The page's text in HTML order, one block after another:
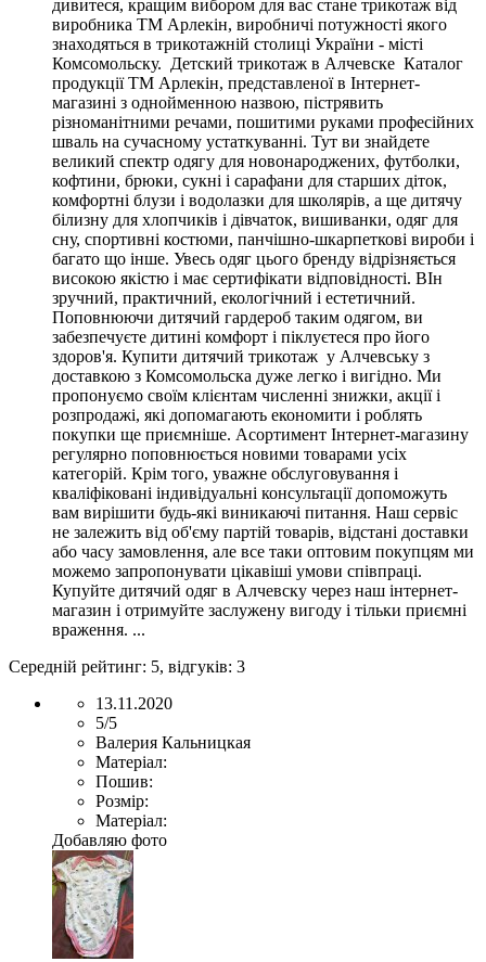
дивитеся, кращим вибором для вас стане трикотаж від
виробника ТМ Арлекін, виробничі потужності якого
знаходяться в трикотажній столиці України - місті
Комсомольску. Детский трикотаж в Алчевске Каталог
продукції ТМ Арлекін, представленої в Інтернет-
магазині з однойменною назвою, пістрявить
різноманітними речами, пошитими руками професійних
шваль на сучасному устаткуванні. Тут ви знайдете
великий спектр одягу для новонароджених, футболки,
кофтини, брюки, сукні і сарафани для старших діток,
комфортні блузи і водолазки для школярів, а ще дитячу
білизну для хлопчиків і дівчаток, вишиванки, одяг для
сну, спортивні костюми, панчішно-шкарпеткові вироби і
багато що інше. Увесь одяг цього бренду відрізняється
високою якістю і має сертифікати відповідності. ВІн
зручний, практичний, екологічний і естетичний.
Поповнюючи дитячий гардероб таким одягом, ви
забезпечуєте дитині комфорт і піклуєтеся про його
здоров'я. Купити дитячий трикотаж у Алчевську з
доставкою з Комсомольска дуже легко і вигідно. Ми
пропонуємо своїм клієнтам численні знижки, акції і
розпродажі, які допомагають економити і роблять
покупки ще приємніше. Асортимент Інтернет-магазину
регулярно поповнюється новими товарами усіх
категорій. Крім того, уважне обслуговування і
кваліфіковані індивідуальні консультації допоможуть
вам вирішити будь-які виникаючі питання. Наш сервіс
не залежить від об'єму партій товарів, відстані доставки
або часу замовлення, але все таки оптовим покупцям ми
можемо запропонувати цікавіші умови співпраці.
Купуйте дитячий одяг в Алчевску через наш інтернет-
магазин і отримуйте заслужену вигоду і тільки приємні
враження. ...
Середній рейтинг: 5, відгуків: 3
13.11.2020
5/5
Валерия Кальницкая
Матеріал:
Пошив:
Розмір:
Матеріал:
Добавляю фото